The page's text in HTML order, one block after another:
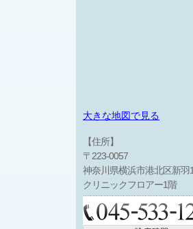
大きな地図で見る
【住所】
〒223-0057
神奈川県横浜市港北区新羽
クリニックフロアー1階